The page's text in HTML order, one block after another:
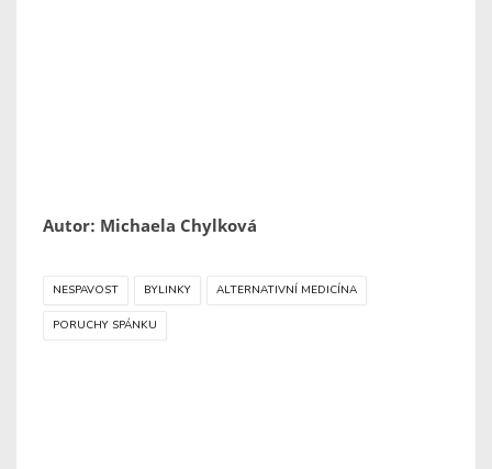
Autor: Michaela Chylková
NESPAVOST BYLINKY ALTERNATIVNÍ MEDICÍNA
PORUCHY SPÁNKU